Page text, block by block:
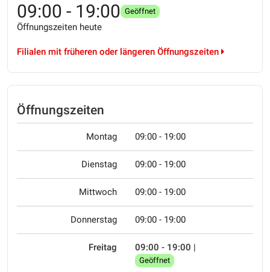
09:00 - 19:00 Geöffnet
Öffnungszeiten heute
Filialen mit früheren oder längeren Öffnungszeiten
Öffnungszeiten
Montag 09:00 - 19:00
Dienstag 09:00 - 19:00
Mittwoch 09:00 - 19:00
Donnerstag 09:00 - 19:00
Freitag 09:00 - 19:00 |
Geöffnet